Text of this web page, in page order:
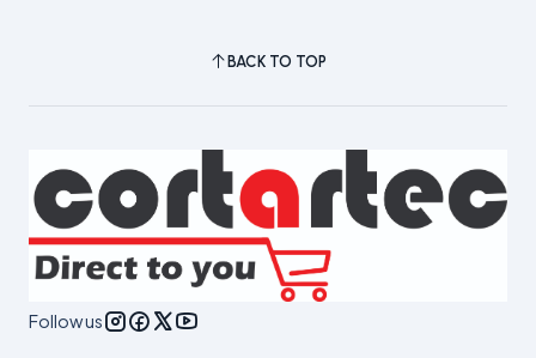
BACK TO TOP
Follow us